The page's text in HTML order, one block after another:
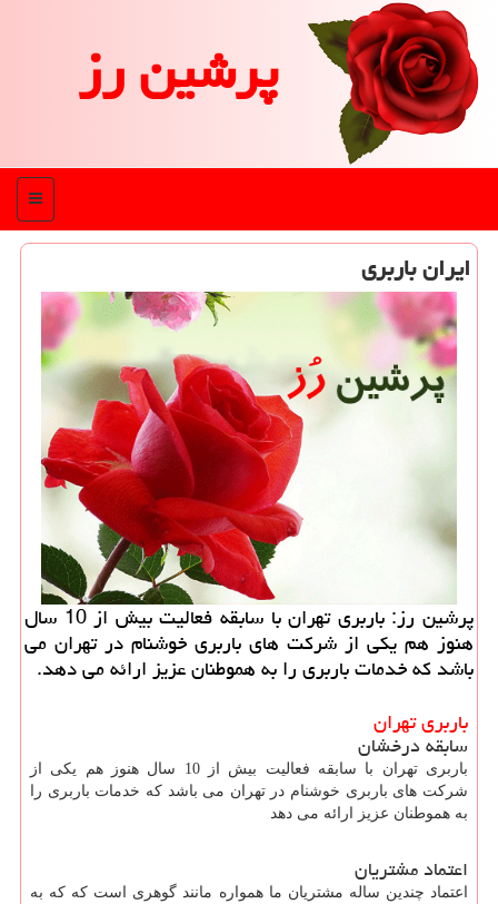
پرشین رز
منو
ایران باربری
پرشین رز: باربری تهران با سابقه فعالیت بیش از 10 سال
هنوز هم یكی از شركت های باربری خوشنام در تهران می
باشد كه خدمات باربری را به هموطنان عزیز ارائه می دهد.
باربری تهران
سابقه درخشان
باربری تهران با سابقه فعالیت بیش از 10 سال هنوز هم یکی از
شرکت های باربری خوشنام در تهران می باشد که خدمات باربری را
به هموطنان عزیز ارائه می دهد
اعتماد مشتریان
اعتماد چندین ساله مشتریان ما همواره مانند گوهری است که که به